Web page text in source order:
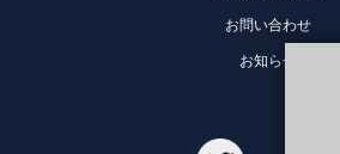
お問い合わせ
お知らせ